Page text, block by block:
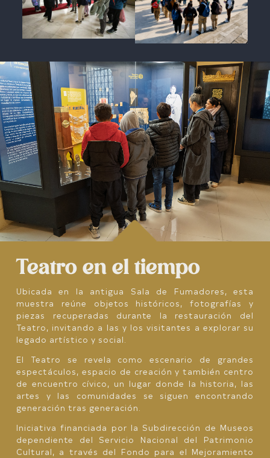
Teatro en el tiempo
Ubicada en la antigua Sala de Fumadores, esta
muestra reúne objetos históricos, fotografías y
piezas recuperadas durante la restauración del
Teatro, invitando a las y los visitantes a explorar su
legado artístico y social.
El Teatro se revela como escenario de grandes
espectáculos, espacio de creación y también centro
de encuentro cívico, un lugar donde la historia, las
artes y las comunidades se siguen encontrando
generación tras generación.
Iniciativa financiada por la Subdirección de Museos
dependiente del Servicio Nacional del Patrimonio
Cultural, a través del Fondo para el Mejoramiento
